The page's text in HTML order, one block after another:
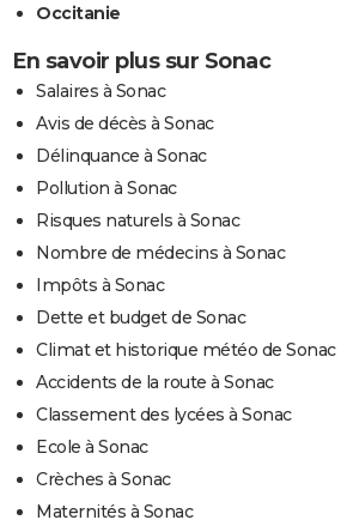
Occitanie
En savoir plus sur Sonac
Salaires à Sonac
Avis de décès à Sonac
Délinquance à Sonac
Pollution à Sonac
Risques naturels à Sonac
Nombre de médecins à Sonac
Impôts à Sonac
Dette et budget de Sonac
Climat et historique météo de Sonac
Accidents de la route à Sonac
Classement des lycées à Sonac
Ecole à Sonac
Crèches à Sonac
Maternités à Sonac